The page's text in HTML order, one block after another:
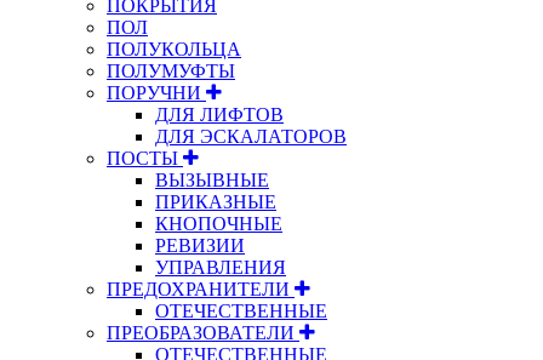
ПОКРЫТИЯ
ПОЛ
ПОЛУКОЛЬЦА
ПОЛУМУФТЫ
ПОРУЧНИ
ДЛЯ ЛИФТОВ
ДЛЯ ЭСКАЛАТОРОВ
ПОСТЫ
ВЫЗЫВНЫЕ
ПРИКАЗНЫЕ
КНОПОЧНЫЕ
РЕВИЗИИ
УПРАВЛЕНИЯ
ПРЕДОХРАНИТЕЛИ
ОТЕЧЕСТВЕННЫЕ
ПРЕОБРАЗОВАТЕЛИ
ОТЕЧЕСТВЕННЫЕ